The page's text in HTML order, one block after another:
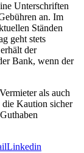
Unterschriften
an. Im
Ständen
geht stets
der
Bank, wenn der
als auch
Kaution sicher
Linkedin